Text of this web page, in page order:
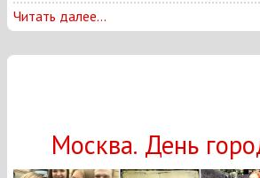
Читать далее...
Москва. День